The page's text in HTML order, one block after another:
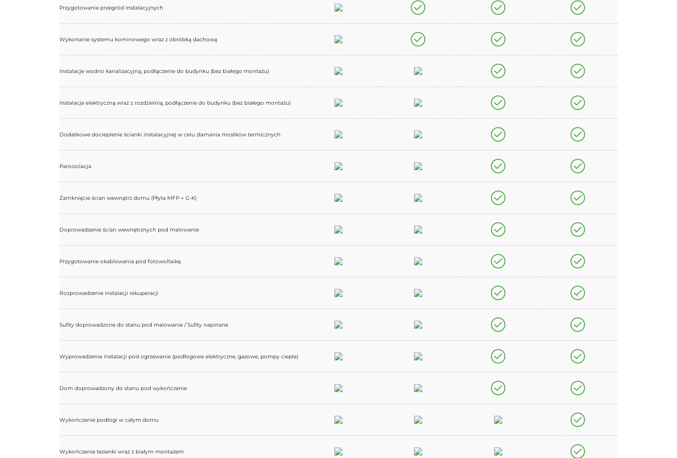
Przygotowanie przegród instalacyjnych
Wykonanie systemu kominowego wraz z obróbką dachową
Instalacje wodno kanalizacyjną, podłączenie do budynku (bez białego montażu)
Instalacje elektryczną wraz z rozdzielnią, podłączenie do budynku (bez białego montażu)
Dodatkowe docieplenie ścianki instalacyjnej w celu złamania mostków termicznych
Paroizolacja
Zamknięcie ścian wewnątrz domu (Płyta MFP + G-K)
Doprowadzenie ścian wewnętrznych pod malowanie
Przygotowanie okablowania pod fotowoltaikę
Rozprowadzenie instalacji rekuperacji
Sufity doprowadzone do stanu pod malowanie / Sufity napinane
Wyprowadzenie instalacji pod ogrzewanie (podłogowe elektryczne, gazowe, pompy ciepła)
Dom doprowadzony do stanu pod wykończenie
Wykończenie podłogi w całym domu
Wykończenie łazienki wraz z białym montażem